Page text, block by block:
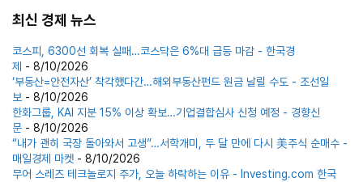
최신 경제 뉴스
코스피, 6300선 회복 실패…코스닥은 6%대 급등 마감 - 한국경
제 - 8/10/2026
‘부동산=안전자산’ 착각했다간…해외부동산펀드 원금 날릴 수도 - 조선일
보 - 8/10/2026
한화그룹, KAI 지분 15% 이상 확보…기업결합심사 신청 예정 - 경향신
문 - 8/10/2026
“내가 괜히 국장 돌아와서 고생”…서학개미, 두 달 만에 다시 美주식 순매수 -
매일경제 마켓 - 8/10/2026
무어 스레즈 테크놀로지 주가, 오늘 하락하는 이유 - Investing.com 한국